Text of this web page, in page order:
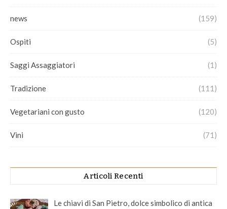
news (159)
Ospiti (5)
Saggi Assaggiatori (1)
Tradizione (111)
Vegetariani con gusto (120)
Vini (71)
Articoli Recenti
Le chiavi di San Pietro, dolce simbolico di antica